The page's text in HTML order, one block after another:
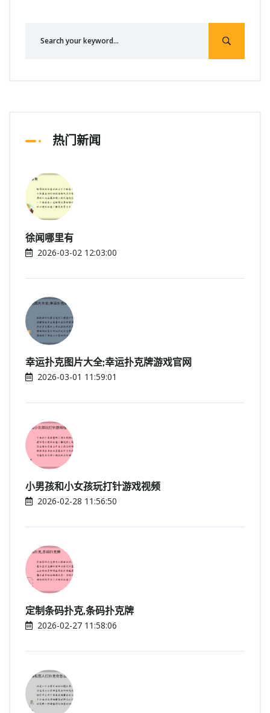
热门新闻
徐闻哪里有
2026-03-02 12:03:00
幸运扑克图片大全;幸运扑克牌游戏官网
2026-03-01 11:59:01
小男孩和小女孩玩打针游戏视频
2026-02-28 11:56:50
定制条码扑克,条码扑克牌
2026-02-27 11:58:06